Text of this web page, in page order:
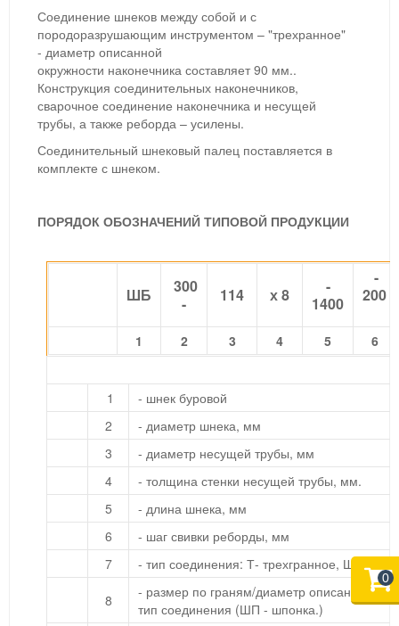
Соединение шнеков между собой и с
породоразрушающим инструментом – "трехранное"
- диаметр описанной
окружности наконечника составляет 90 мм..
Конструкция соединительных наконечников,
сварочное соединение наконечника и несущей
трубы, а также реборда – усилены.
Соединительный шнековый палец поставляется в
комплекте с шнеком.
ПОРЯДОК ОБОЗНАЧЕНИЙ ТИПОВОЙ ПРОДУКЦИИ
ШБ
300
-
114 х 8
-
1400
-
200
1 2 3 4 5 6
1
- шнек буровой
2
- диаметр шнека, мм
3
- диаметр несущей трубы, мм
4
- толщина стенки несущей трубы, мм.
5
- длина шнека, мм
6
- шаг свивки реборды, мм
7
- тип соединения: Т- трехгранное, Ш-
8
- размер по граням/диаметр описанной
тип соединения (ШП - шпонка.)
0